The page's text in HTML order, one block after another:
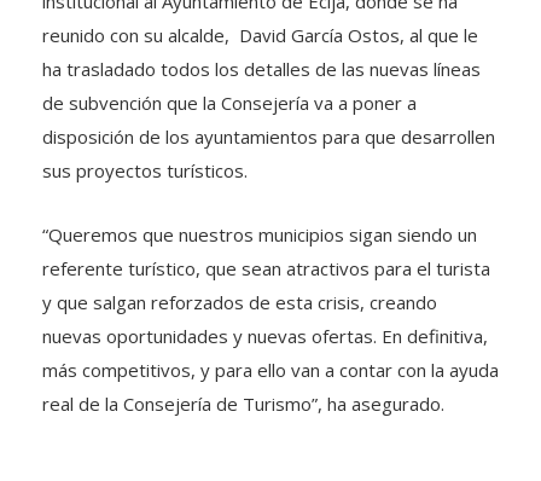
reunido con su alcalde, David García Ostos, al que le
ha trasladado todos los detalles de las nuevas líneas
de subvención que la Consejería va a poner a
disposición de los ayuntamientos para que desarrollen
sus proyectos turísticos.
“Queremos que nuestros municipios sigan siendo un
referente turístico, que sean atractivos para el turista
y que salgan reforzados de esta crisis, creando
nuevas oportunidades y nuevas ofertas. En definitiva,
más competitivos, y para ello van a contar con la ayuda
real de la Consejería de Turismo”, ha asegurado.